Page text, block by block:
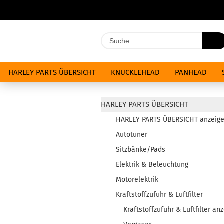
HARLEY PARTS ÜBERSICHT KNUCKLEHEAD PANHEAD
HARLEY PARTS ÜBERSICHT
HARLEY PARTS ÜBERSICHT
Autotuner
Sitzbänke/Pads
Elektrik & Beleuchtung
Motorelektrik
Kraftstoffzufuhr & Luftfilter
Kraftstoffzufuhr & Luftfilter